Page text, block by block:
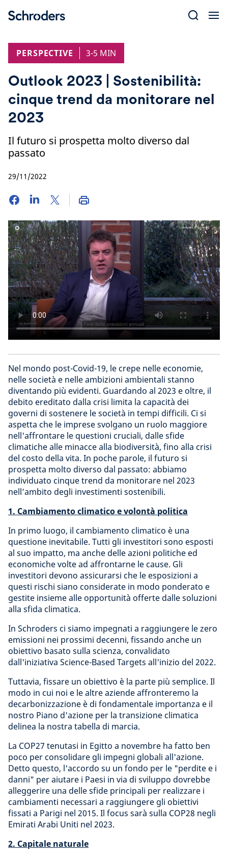
PERSPECTIVE
3-5 MIN
Outlook 2023 | Sostenibilità:
cinque trend da monitorare nel
2023
Il futuro si prospetta molto diverso dal
passato
29/11/2022
Nel mondo post-Covid-19, le crepe nelle economie,
nelle società e nelle ambizioni ambientali stanno
diventando più evidenti. Guardando al 2023 e oltre, il
debito ereditato dalla crisi limita la capacità dei
governi di sostenere le società in tempi difficili. Ci si
aspetta che le imprese svolgano un ruolo maggiore
nell'affrontare le questioni cruciali, dalle sfide
climatiche alle minacce alla biodiversità, fino alla crisi
del costo della vita. In poche parole, il futuro si
prospetta molto diverso dal passato: abbiamo
individuato cinque trend da monitorare nel 2023
nell’ambito degli investimenti sostenibili.
1. Cambiamento climatico e volontà politica
In primo luogo, il cambiamento climatico è una
questione inevitabile. Tutti gli investitori sono esposti
al suo impatto, ma anche delle azioni politiche ed
economiche volte ad affrontarne le cause. Gli
investitori devono assicurarsi che le esposizioni a
questi rischi siano considerate in modo ponderato e
gestite insieme alle opportunità offerte dalle soluzioni
alla sfida climatica.
In Schroders ci siamo impegnati a raggiungere le zero
emissioni nei prossimi decenni, fissando anche un
obiettivo basato sulla scienza, convalidato
dall'iniziativa Science-Based Targets all'inizio del 2022.
Tuttavia, fissare un obiettivo è la parte più semplice. Il
modo in cui noi e le altre aziende affronteremo la
decarbonizzazione è di fondamentale importanza e il
nostro Piano d'azione per la transizione climatica
delinea la nostra tabella di marcia.
La COP27 tenutasi in Egitto a novembre ha fatto ben
poco per consolidare gli impegni globali all'azione.
Detto questo, l'accordo su un fondo per le "perdite e i
danni" per aiutare i Paesi in via di sviluppo dovrebbe
alleggerire una delle sfide principali per realizzare i
cambiamenti necessari a raggiungere gli obiettivi
fissati a Parigi nel 2015. Il focus sarà sulla COP28 negli
Emirati Arabi Uniti nel 2023.
2. Capitale naturale